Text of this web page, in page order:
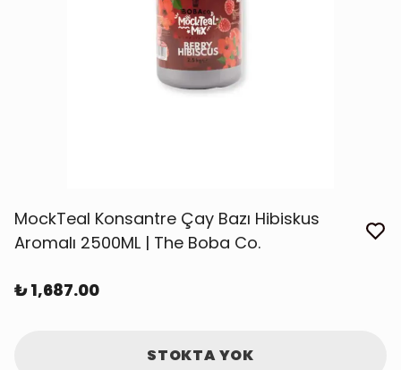
MockTeal Konsantre Çay Bazı Hibiskus
Aromalı 2500ML | The Boba Co.
₺ 1,687.00
STOKTA YOK